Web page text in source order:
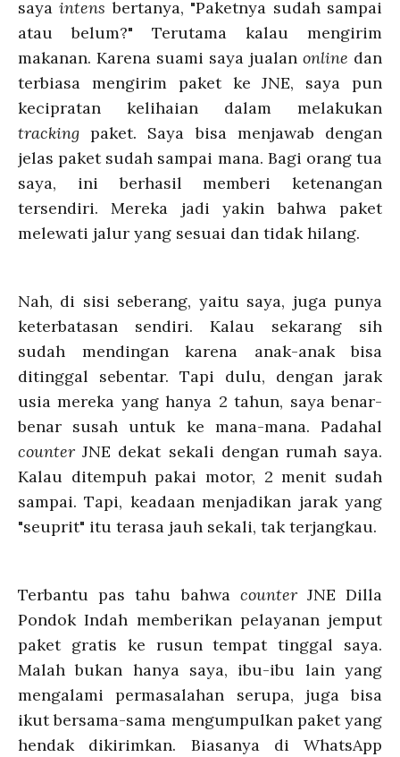
sayaintensbertanya, "Paketnya sudah sampai
atau belum?" Terutama kalau mengirim
makanan. Karena suami saya jualan online dan
terbiasa mengirim paket ke JNE, saya pun
kecipratan kelihaian dalam melakukan
trackingpaket. Saya bisa menjawab dengan
jelas paket sudah sampai mana. Bagi orang tua
saya, ini berhasil memberi ketenangan
tersendiri. Mereka jadi yakin bahwa paket
melewati jalur yang sesuai dan tidak hilang.
Nah, di sisi seberang, yaitu saya, juga punya
keterbatasan sendiri. Kalau sekarang sih
sudah mendingan karena anak-anak bisa
ditinggal sebentar. Tapi dulu, dengan jarak
usia mereka yang hanya 2 tahun, saya benar-
benar susah untuk ke mana-mana. Padahal
counterJNE dekat sekali dengan rumah saya.
Kalau ditempuh pakai motor, 2 menit sudah
sampai. Tapi, keadaan menjadikan jarak yang
"seuprit" itu terasa jauh sekali, tak terjangkau.
Terbantu pas tahu bahwa counter JNE Dilla
Pondok Indah memberikan pelayanan jemput
paket gratis ke rusun tempat tinggal saya.
Malah bukan hanya saya, ibu-ibu lain yang
mengalami permasalahan serupa, juga bisa
ikut bersama-sama mengumpulkan paket yang
hendak dikirimkan. Biasanya di WhatsApp